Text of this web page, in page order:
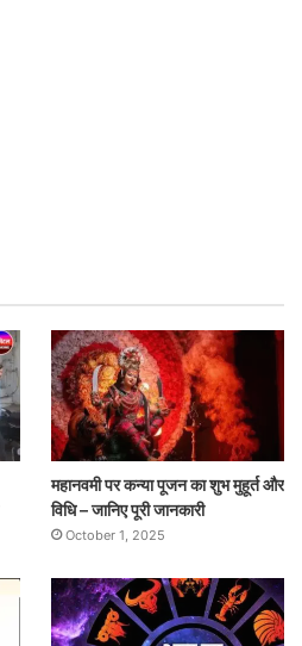
महानवमी पर कन्या पूजन का शुभ मुहूर्त और
विधि – जानिए पूरी जानकारी
October 1, 2025